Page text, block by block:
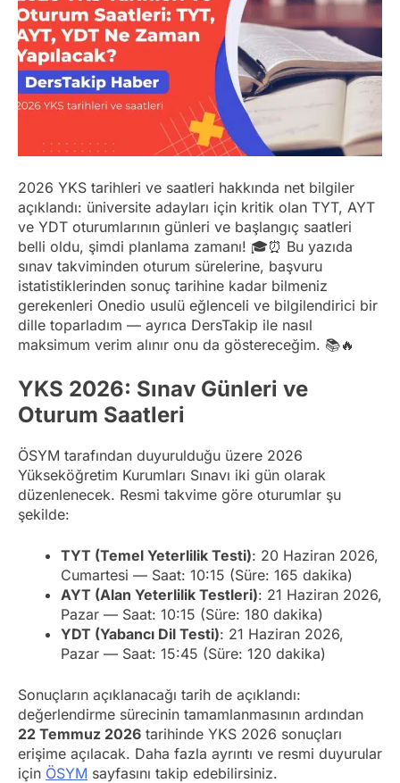
2026 YKS tarihleri ve saatleri hakkında net bilgiler
açıklandı: üniversite adayları için kritik olan TYT, AYT
ve YDT oturumlarının günleri ve başlangıç saatleri
belli oldu, şimdi planlama zamanı! 🎓⏰ Bu yazıda
sınav takviminden oturum sürelerine, başvuru
istatistiklerinden sonuç tarihine kadar bilmeniz
gerekenleri Onedio usulü eğlenceli ve bilgilendirici bir
dille toparladım — ayrıca DersTakip ile nasıl
maksimum verim alınır onu da göstereceğim. 📚🔥
YKS 2026: Sınav Günleri ve
Oturum Saatleri
ÖSYM tarafından duyurulduğu üzere 2026
Yükseköğretim Kurumları Sınavı iki gün olarak
düzenlenecek. Resmi takvime göre oturumlar şu
şekilde:
TYT (Temel Yeterlilik Testi): 20 Haziran 2026,
Cumartesi — Saat: 10:15 (Süre: 165 dakika)
AYT (Alan Yeterlilik Testleri): 21 Haziran 2026,
Pazar — Saat: 10:15 (Süre: 180 dakika)
YDT (Yabancı Dil Testi): 21 Haziran 2026,
Pazar — Saat: 15:45 (Süre: 120 dakika)
Sonuçların açıklanacağı tarih de açıklandı:
değerlendirme sürecinin tamamlanmasının ardından
22 Temmuz 2026 tarihinde YKS 2026 sonuçları
erişime açılacak. Daha fazla ayrıntı ve resmi duyurular
için ÖSYM sayfasını takip edebilirsiniz.